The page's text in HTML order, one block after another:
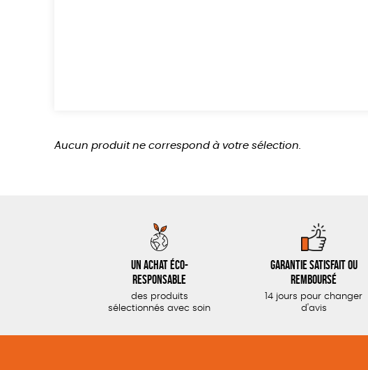
Aucun produit ne correspond à votre sélection.
Un achat éco-
responsable
des produits
sélectionnés avec soin
Garantie satisfait ou
remboursé
14 jours pour changer
d'avis